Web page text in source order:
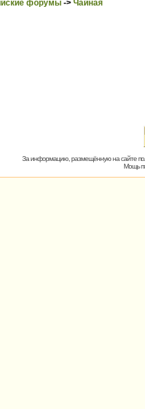
форумы -> Чайная
За информацию, размещённую на сайте
Мощь